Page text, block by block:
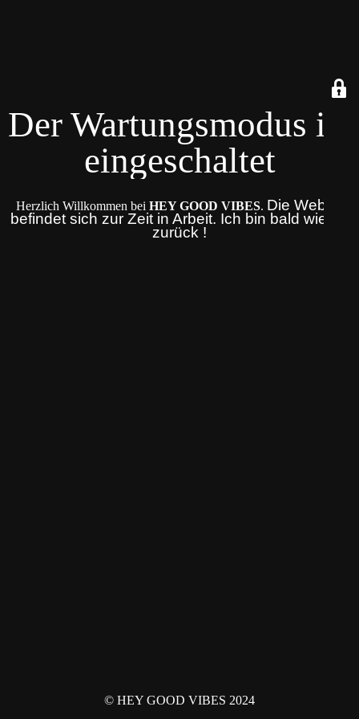
Der Wartungsmodus ist
eingeschaltet
Herzlich Willkommen bei HEY GOOD VIBES. Die Website
befindet sich zur Zeit in Arbeit. Ich bin bald wieder
zurück !
© HEY GOOD VIBES 2024